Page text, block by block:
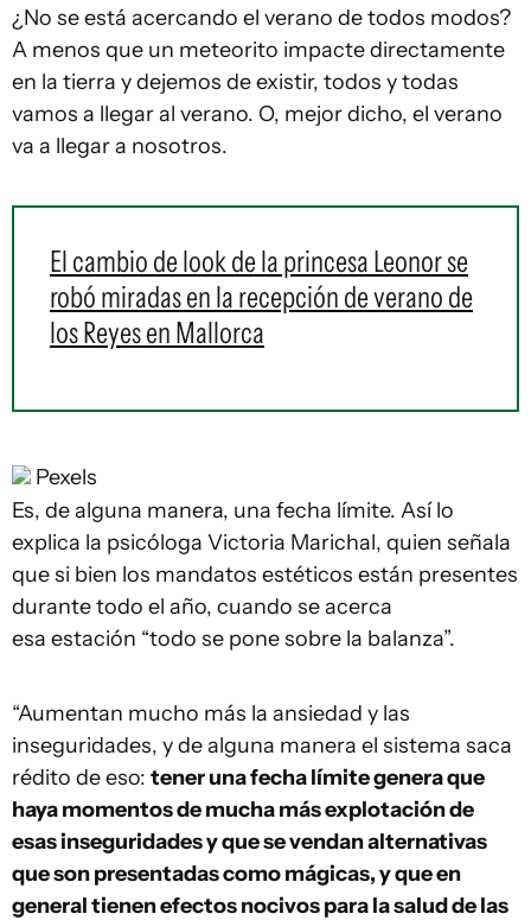
¿No se está acercando el verano de todos modos?
A menos que un meteorito impacte directamente
en la tierra y dejemos de existir, todos y todas
vamos a llegar al verano. O, mejor dicho, el verano
va a llegar a nosotros.
El cambio de look de la princesa Leonor se
robó miradas en la recepción de verano de
los Reyes en Mallorca
Pexels
Es, de alguna manera, una fecha límite. Así lo
explica la psicóloga Victoria Marichal, quien señala
que si bien los mandatos estéticos están presentes
durante todo el año, cuando se acerca
esa estación “todo se pone sobre la balanza”.
“Aumentan mucho más la ansiedad y las
inseguridades, y de alguna manera el sistema saca
rédito de eso: tener una fecha límite genera que
haya momentos de mucha más explotación de
esas inseguridades y que se vendan alternativas
que son presentadas como mágicas, y que en
general tienen efectos nocivos para la salud de las